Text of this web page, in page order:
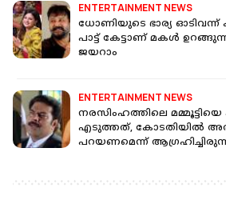
ENTERTAINMENT NEWS
ധോണിയുടെ ഭാര്യ
പാട്ട് കേട്ടാണ് മകൾ
ജയറാം
ENTERTAINMENT NEWS
നരസിംഹത്തിലെ മമ്മൂട്ടിയെ
എടുത്തത്, കോടതിയിൽ
പറയണമെന്ന്